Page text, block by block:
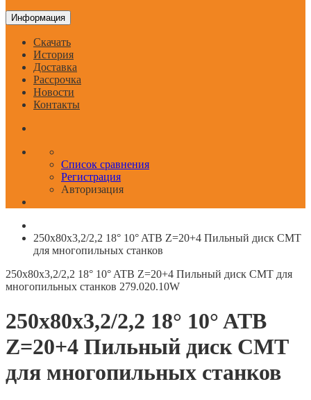
Информация
Скачать
История
Доставка
Рассрочка
Новости
Контакты
Список сравнения
Регистрация
Авторизация
250x80x3,2/2,2 18° 10° ATB Z=20+4 Пильный диск СМТ
для многопильных станков
250x80x3,2/2,2 18° 10° ATB Z=20+4 Пильный диск СМТ для
многопильных станков 279.020.10W
250x80x3,2/2,2 18° 10° ATB
Z=20+4 Пильный диск СМТ
для многопильных станков